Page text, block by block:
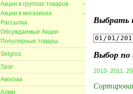
>
Акции в группах товаров
>
Акции в магазинах
Рассылка
Обсуждаемые Акции
Популярные товары
Selgros
Spar
Авоська
Алми
Выбрать
Выбор по
2010 2011